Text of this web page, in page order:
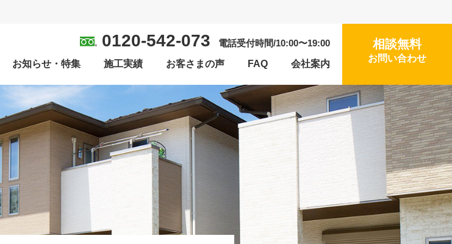
相談無料
お問い合わせ
0120-542-073
電話受付時間/10:00〜19:00
お知らせ・特集 施工実績 お客さまの声 FAQ 会社案内